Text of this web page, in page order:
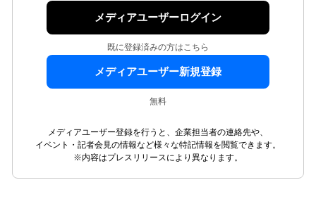
メディアユーザーログイン
既に登録済みの方はこちら
メディアユーザー新規登録
無料
メディアユーザー登録を行うと、企業担当者の連絡先や、
イベント・記者会見の情報など様々な特記情報を閲覧できます。
※内容はプレスリリースにより異なります。